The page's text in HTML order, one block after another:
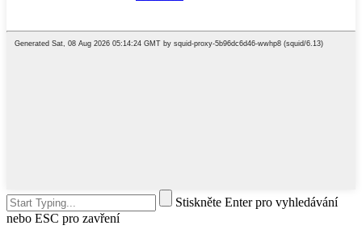
Stiskněte Enter pro vyhledávání
nebo ESC pro zavření